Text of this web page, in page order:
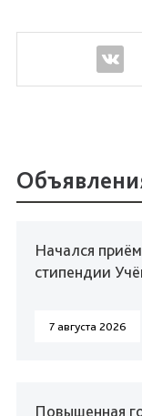
Начался
стипендии
7 августа 2026
Повышенная